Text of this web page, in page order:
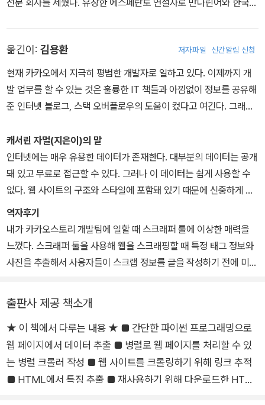
전문 회사를 세웠다. 유창한 에스페란토 연설자로 만다린어와 한국어
간에는 자율 비행 드론 개발을 즐긴다. 링크드인(https://www.link
edin.com/in/richardpenman)에서 이력을 확인할 수 있다.
옮긴이: 김용환 저자파일 신간알림 신청
현재 카카오에서 지극히 평범한 개발자로 일하고 있다. 이제까지 개
발 업무를 할 수 있는 것은 훌륭한 IT 책들과 아낌없이 정보를 공유해
준 인터넷 블로그, 스택 오버플로우의 도움이 컸다고 여긴다. 그래서
번역을 시작했다. 네이버와 카카오에서 일하면서 외국의 개발 사례를
소개하는 즐거움이 크다. 현재 카카오사의 커머스 개발부서에서 코틀
린 기반 Spark/파이썬 기반 Airflow/SpringWebApp을 사용해 DB
덤프샷 등 데이터 엔지니어링 및 빅데이터 기반 정산 도메인 개발/운
영 업무를 수행하고 있다. 주요 번역서로는 에이콘출판사에서 출간한
『Redis 핵심정리』(2016), 『빅데이터 분석을 위한 스칼라와 스파크』
(2018), 『앤서블 시작과 실행』(2019) 등이 있다. 좋은 책이 인생을
풍요롭게 하는 데 도움을 준다고 믿고 있으며, 심리학, 철학, 역사 관
캐서린 자멀(지은이)의 말
인터넷에는 매우 유용한 데이터가 존재한다. 대부분의 데이터는 공개
돼 있고 무료로 접근할 수 있다. 그러나 이 데이터는 쉽게 사용할 수
없다. 웹 사이트의 구조와 스타일에 포함돼 있기 때문에 신중하게 추
출해야 한다.
웹 스크래핑은 온라인에서 사용할 수 있는 풍부한 정보를 수집한 후
정보를 이해하는 수단으로 점점 더 유용해지고 있다.
이 책은 파이썬 3.7의 최신 기능을 사용해 웹 사이트에서 데이터를
레디스와 파일을 캐싱으로 사용해 시간을 절약하고 서버의 부하를 관
리하는 방법을 배울 것이다.
기본적인 내용을 다룬 후에 브라우저, 크롤러, 병렬 스크래퍼를 사용
해 더 정교한 크롤러를 직접 구현해 볼 것이다.
PyQt와 Selenium을 사용해 자바 스크립트를 의존하는 웹 사이트에
역자후기
내가 카카오스토리 개발팀에 일할 때 스크래퍼 툴에 이상한 매력을
느꼈다. 스크래퍼 툴을 사용해 웹을 스크래핑할 때 특정 태그 정보와
사진을 추출해서 사용자들이 스크랩 정보를 글을 작성하기 전에 미리
도대체 내부는 어떻게 동작하는 걸까? 옆에서 같이 스크래퍼 툴의 코
드를 고쳐보기도 하고 이슈가 생기면 동료들과 같이 보기도 했다. 그
렇기 때문에 이 책을 번역하게 돼 매우 기뻤다.
우리가 자주 사용하는 SNS(카카오톡, 페이스북, 카카오스토리, 라
인)를 살펴보면, 링크를 보낼 때 링크만 보내지 않는다. 적당한 정보
와 사진이 같이 대화창 또는 피드에 노출된다.
출판사 제공 책소개
★ 이 책에서 다루는 내용 ★ ■ 간단한 파이썬 프로그래밍으로
웹 페이지에서 데이터 추출 ■ 병렬로 웹 페이지를 처리할 수 있
는 병렬 크롤러 작성 ■ 웹 사이트를 크롤링하기 위해 링크 추적
■ HTML에서 특징 추출 ■ 재사용하기 위해 다운로드한 HTM